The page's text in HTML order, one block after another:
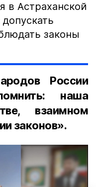
в Астраханской
законы
России
наша
взаимном
законов».